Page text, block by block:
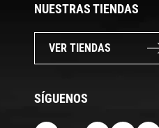
NUESTRAS TIENDAS
VER TIENDAS
SÍGUENOS